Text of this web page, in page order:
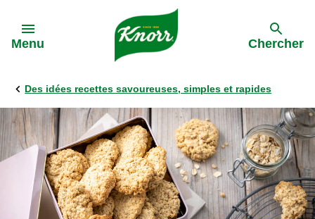
Menu Chercher
Des idées recettes savoureuses, simples et rapides